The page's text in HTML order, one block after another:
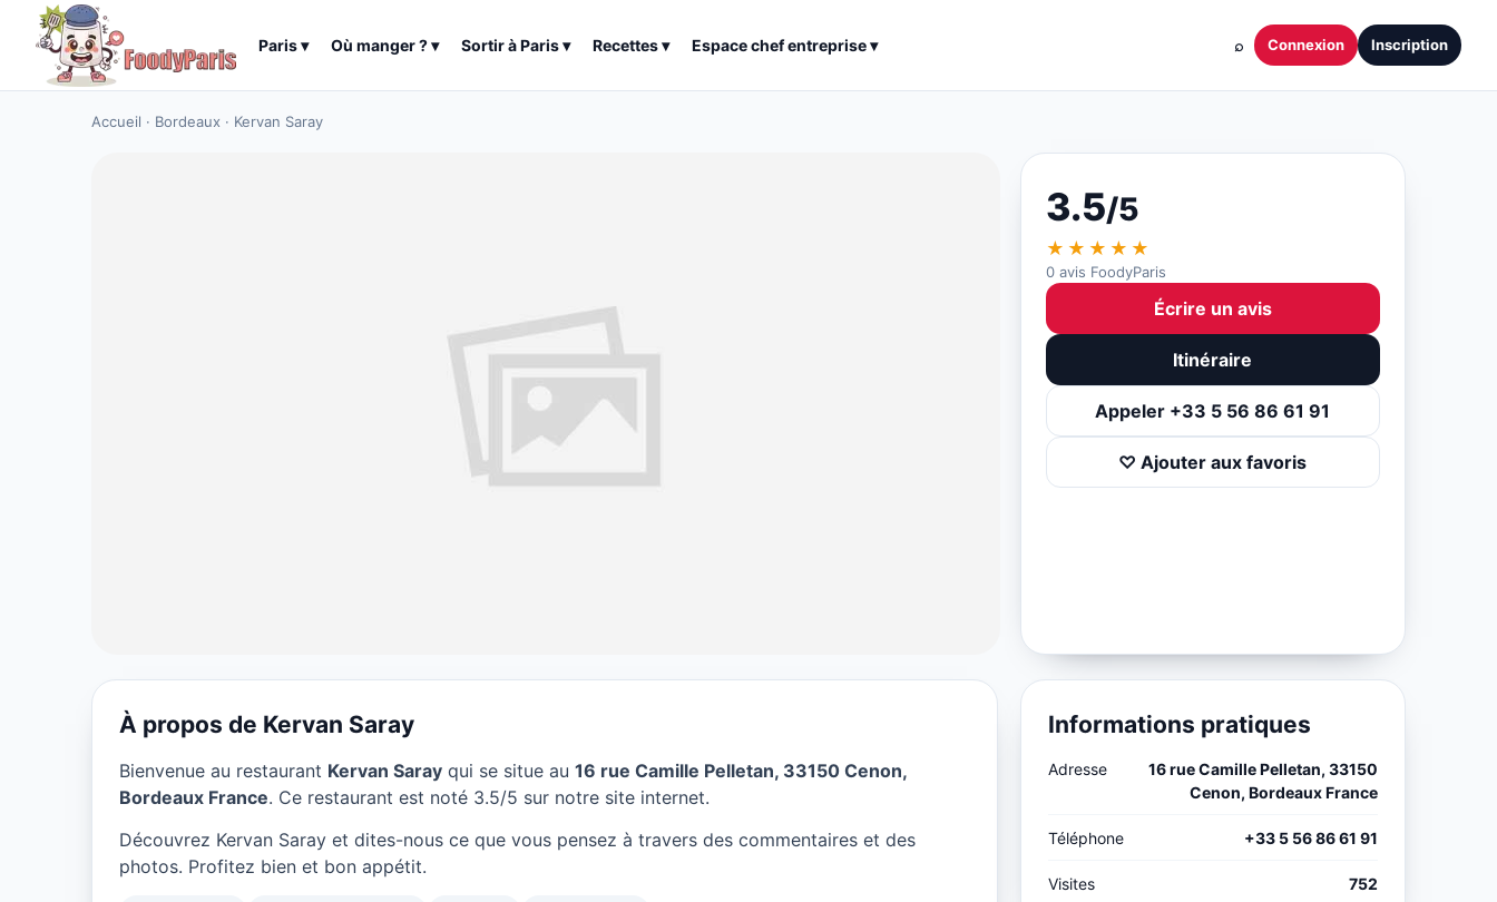
Paris▾ Où manger ?▾ Sortir àParis▾ Recettes▾ Espace chef entreprise▾ ⌕ Connexion Inscription
Accueil · Bordeaux · Kervan Saray
Kervan Saray à Bordeaux
★ 3.5/5
3.5/5
★★★★★
0 avis FoodyParis
Écrire un avis
Itinéraire
Appeler +33 5 56 86 61 91
♡ Ajouter aux favoris
À propos de Kervan Saray
Bienvenue au restaurant Kervan Saray qui se situe au 16 rue Camille Pelletan, 33150 Cenon,
Bordeaux France. Ce restaurant est noté 3.5/5 sur notre site internet.
Découvrez Kervan Saray et dites-nous ce que vous pensez à travers des commentaires et des
photos. Profitez bien et bon appétit.
Informations pratiques
Adresse
16 rue Camille Pelletan, 33150
Cenon, Bordeaux France
Téléphone +33 5 56 86 61 91
Visites 752